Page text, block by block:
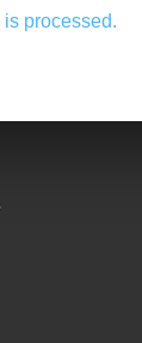
is processed.